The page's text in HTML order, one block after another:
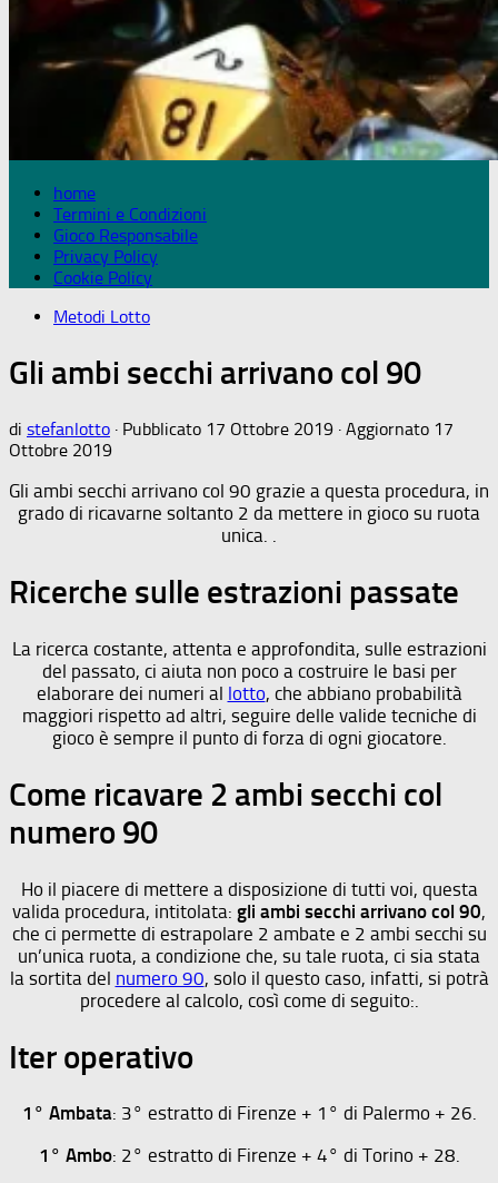
home
Termini e Condizioni
Gioco Responsabile
Privacy Policy
Cookie Policy
Metodi Lotto
Gli ambi secchi arrivano col 90
di stefanlotto · Pubblicato 17 Ottobre 2019 · Aggiornato 17
Ottobre 2019
Gli ambi secchi arrivano col 90 grazie a questa procedura, in
grado di ricavarne soltanto 2 da mettere in gioco su ruota
unica. .
Ricerche sulle estrazioni passate
La ricerca costante, attenta e approfondita, sulle estrazioni
del passato, ci aiuta non poco a costruire le basi per
elaborare dei numeri al lotto, che abbiano probabilità
maggiori rispetto ad altri, seguire delle valide tecniche di
gioco è sempre il punto di forza di ogni giocatore.
Come ricavare 2 ambi secchi col
numero 90
Ho il piacere di mettere a disposizione di tutti voi, questa
valida procedura, intitolata: gli ambi secchi arrivano col 90,
che ci permette di estrapolare 2 ambate e 2 ambi secchi su
un’unica ruota, a condizione che, su tale ruota, ci sia stata
la sortita del numero 90, solo il questo caso, infatti, si potrà
procedere al calcolo, così come di seguito:.
Iter operativo
1° Ambata: 3° estratto di Firenze + 1° di Palermo + 26.
1° Ambo: 2° estratto di Firenze + 4° di Torino + 28.